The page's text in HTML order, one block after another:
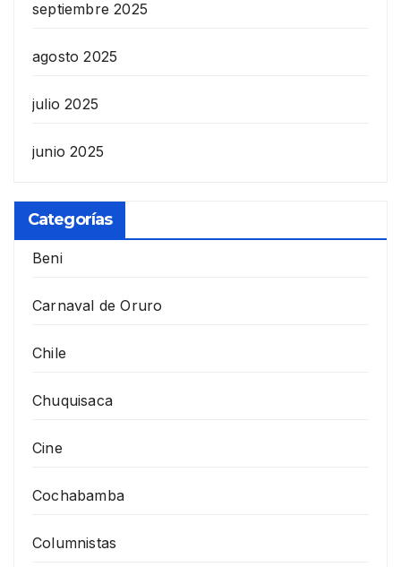
septiembre 2025
agosto 2025
julio 2025
junio 2025
Categorías
Beni
Carnaval de Oruro
Chile
Chuquisaca
Cine
Cochabamba
Columnistas